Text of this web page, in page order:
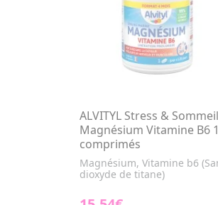
ALVITYL Stress &
Magnésium Vitamine B6
comprimés
Magnésium, Vitamine b6
dioxyde de titane)